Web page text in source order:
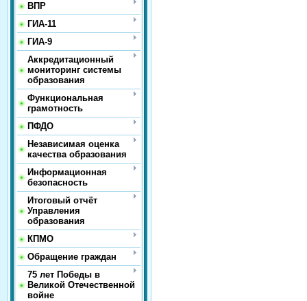
ВПР
ГИА-11
ГИА-9
Аккредитационный
мониторинг системы
образования
Функциональная
грамотность
ПФДО
Независимая оценка
качества образования
Информационная
безопасность
Итоговый отчёт
Управления
образования
КПМО
Обращение граждан
75 лет Победы в
Великой Отечественной
войне